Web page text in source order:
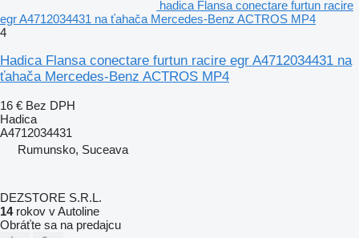
hadica Flansa conectare furtun racire
egr A4712034431 na ťahača Mercedes-Benz ACTROS MP4
4
Hadica Flansa conectare furtun racire egr A4712034431 na
ťahača Mercedes-Benz ACTROS MP4
16 € Bez DPH
Hadica
A4712034431
Rumunsko, Suceava
DEZSTORE S.R.L.
14rokov v Autoline
Obráťte sa na predajcu